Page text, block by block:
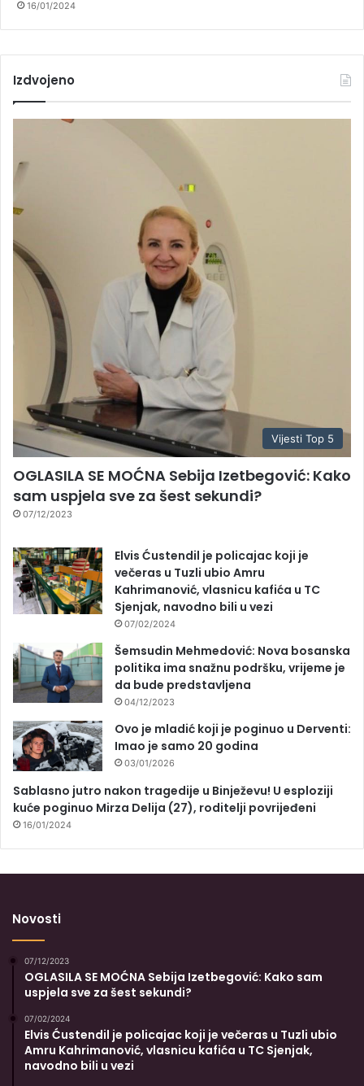
16/01/2024
Izdvojeno
Vijesti Top 5
OGLASILA SE MOĆNA Sebija Izetbegović: Kako
sam uspjela sve za šest sekundi?
07/12/2023
Elvis Ćustendil je policajac koji je
večeras u Tuzli ubio Amru
Kahrimanović, vlasnicu kafića u TC
Sjenjak, navodno bili u vezi
07/02/2024
Šemsudin Mehmedović: Nova bosanska
politika ima snažnu podršku, vrijeme je
da bude predstavljena
04/12/2023
Ovo je mladić koji je poginuo u Derventi:
Imao je samo 20 godina
03/01/2026
Sablasno jutro nakon tragedije u Binježevu! U esploziji
kuće poginuo Mirza Delija (27), roditelji povrijeđeni
16/01/2024
Novosti
07/12/2023
OGLASILA SE MOĆNA Sebija Izetbegović: Kako sam
uspjela sve za šest sekundi?
07/02/2024
Elvis Ćustendil je policajac koji je večeras u Tuzli ubio
Amru Kahrimanović, vlasnicu kafića u TC Sjenjak,
navodno bili u vezi